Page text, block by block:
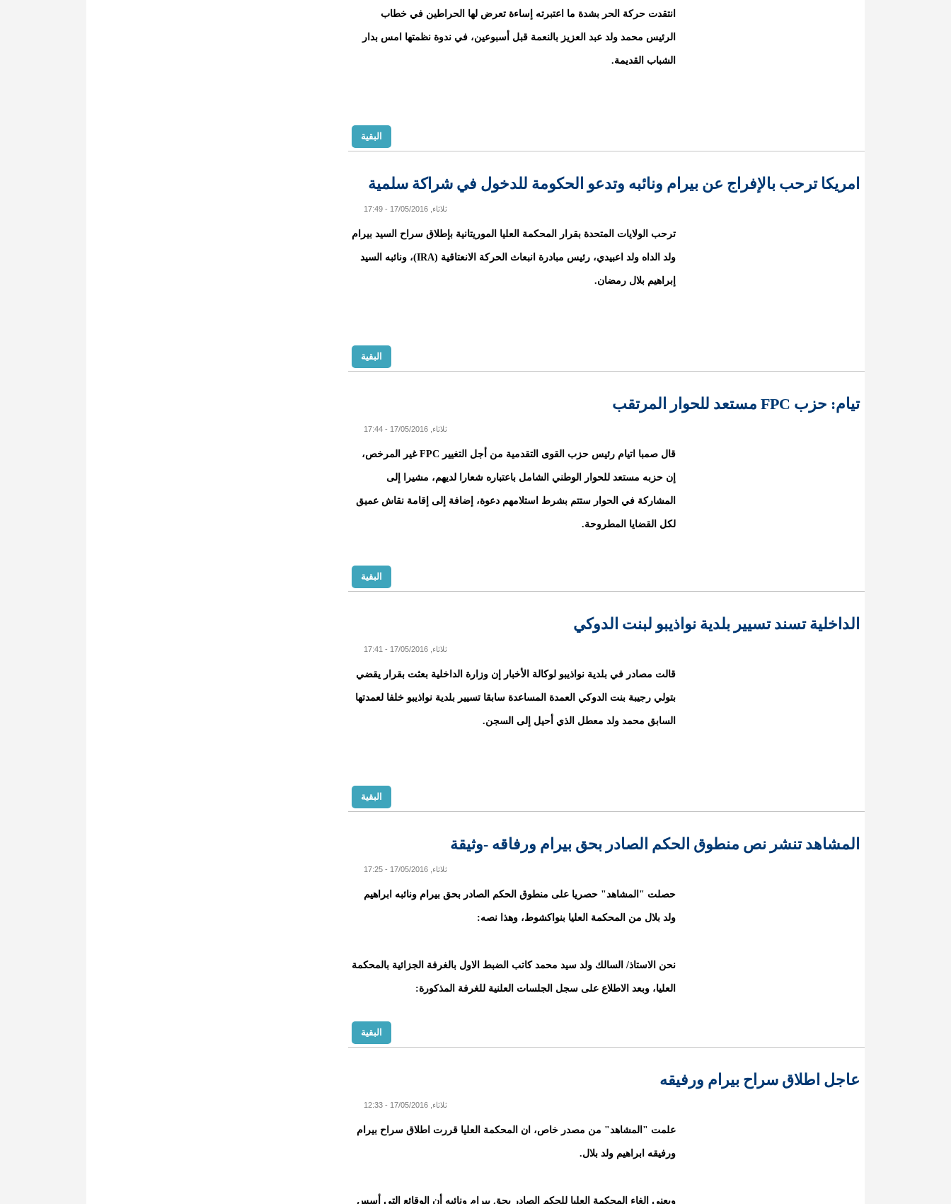
انتقدت حركة الحر بشدة ما اعتبرته إساءة تعرض لها الحراطين في خطاب
الرئيس محمد ولد عبد العزيز بالنعمة قبل أسبوعين، في ندوة نظمتها امس بدار
الشباب القديمة.
البقية
امريكا ترحب بالإفراج عن بيرام ونائبه وتدعو الحكومة للدخول في شراكة سلمية
ثلاثاء, 17/05/2016 - 17:49
ترحب الولايات المتحدة بقرار المحكمة العليا الموريتانية بإطلاق سراح السيد بيرام
ولد الداه ولد اعبيدي، رئيس مبادرة انبعاث الحركة الانعتاقية (IRA)، ونائبه السيد
إبراهيم بلال رمضان.
البقية
تيام: حزب FPC مستعد للحوار المرتقب
ثلاثاء, 17/05/2016 - 17:44
قال صمبا اتيام رئيس حزب القوى التقدمية من أجل التغيير FPC غير المرخص،
إن حزبه مستعد للحوار الوطني الشامل باعتباره شعارا لديهم، مشيرا إلى
المشاركة في الحوار ستتم بشرط استلامهم دعوة، إضافة إلى إقامة نقاش عميق
لكل القضايا المطروحة.
البقية
الداخلية تسند تسيير بلدية نواذيبو لبنت الدوكي
ثلاثاء, 17/05/2016 - 17:41
قالت مصادر في بلدية نواذيبو لوكالة الأخبار إن وزارة الداخلية بعثت بقرار يقضي
بتولي رجيبة بنت الدوكي العمدة المساعدة سابقا تسيير بلدية نواذيبو خلفا لعمدتها
السابق محمد ولد معطل الذي أحيل إلى السجن.
البقية
المشاهد تنشر نص منطوق الحكم الصادر بحق بيرام ورفاقه -وثيقة
ثلاثاء, 17/05/2016 - 17:25
حصلت "المشاهد" حصريا على منطوق الحكم الصادر بحق بيرام ونائبه ابراهيم
ولد بلال من المحكمة العليا بنواكشوط، وهذا نصه:
نحن الاستاذ/ السالك ولد سيد محمد كاتب الضبط الاول بالغرفة الجزائية بالمحكمة
العليا، وبعد الاطلاع على سجل الجلسات العلنية للغرفة المذكورة:
البقية
عاجل اطلاق سراح بيرام ورفيقه
ثلاثاء, 17/05/2016 - 12:33
علمت "المشاهد" من مصدر خاص، ان المحكمة العليا قررت اطلاق سراح بيرام
ورفيقه ابراهيم ولد بلال.
ويعنى إلغاء المحكمة العليا للحكم الصادر بحق بيرام ونائبه أن الوقائع التى أسس